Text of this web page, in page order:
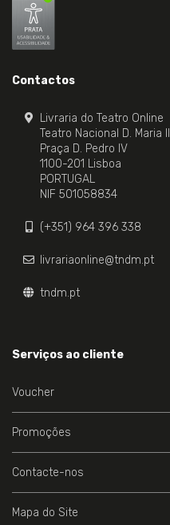
Contactos
Livraria do Teatro Online
Teatro Nacional D. Maria II
Praça D. Pedro IV
1100-201 Lisboa
PORTUGAL
NIF 501058834
(+351) 964 396 338
livrariaonline@tndm.pt
tndm.pt
Serviços ao cliente
Voucher
Promoções
Contacte-nos
Mapa do Site